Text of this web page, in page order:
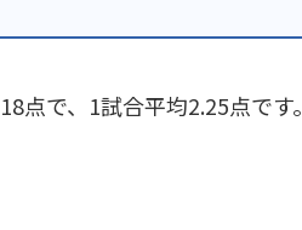
点で、1試合平均2.25点です。